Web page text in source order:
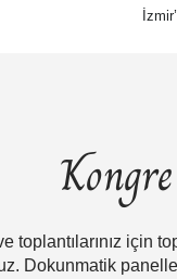
toplantılarınız için
Dokunmatik